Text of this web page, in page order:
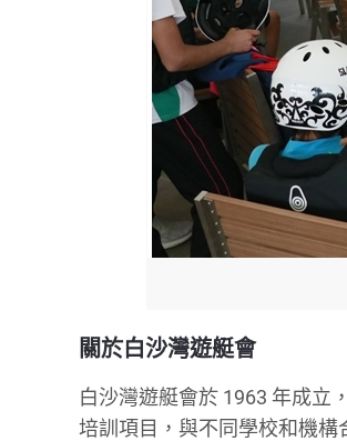
關於白沙灣遊艇會
白沙灣遊艇會於 1963 年成立
培訓項目，與不同學校和機